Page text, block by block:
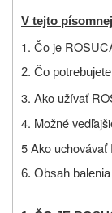
V tejto
1. Čo je
2. Čo
3. Ako užívať
4. Možné
5 Ako
6. Obsah